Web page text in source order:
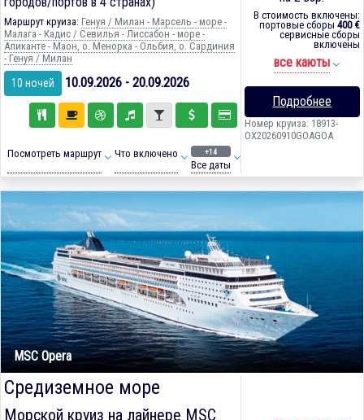
Маршрут круиза: Генуя / Милан - Марсель - море -
Малага - Кадиc / Севилья - Лиссабон - море -
Аликанте - Маон, о. Менорка - Ольбия, о. Сардиния
- Генуя / Милан
10 ночей 10.09.2026 - 20.09.2026
Посмотреть маршрут Что включено +14
Все даты
В стоимость включены:
портовые сборы 400 €
сервисные сборы
включены
все каюты
Подробнее
Номер круиза: 18913-
OX20260910GOAGOA
MSC Opera
Средиземное море
Морской круиз на лайнере MSC